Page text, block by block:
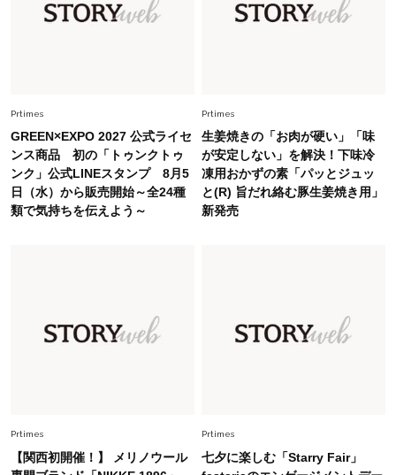
上野千鶴子先生が問い直す“理想の老後”の呪縛
【ジェンダー連載23】
Lifestyle 2026.5.22
梅宮アンナさん 電撃婚から1年、家族の価値観
を育み中「理想の暮らしよりも今の心地よさを選
んだ」
Fashion 2026.7.16
40代の夏通勤はこれ１着！「きちんと感」も
Prtimes
GREEN×EXPO 2027 公式ライセ
ンス商品 初の「トゥンクトゥ
ンク」公式LINEスタンプ 8月5
日（水）から販売開始～全24種
類で気持ちを伝えよう～
Prtimes
生姜焼きの「お肉が硬い」「味
が安定しない」を解決！下味冷
凍用おかずの素「パッとジュッ
と(R) 旨だれ絡む豚生姜焼き用」
新発売
Prtimes
【関西初開催！】 メリノウール
Prtimes
七夕に楽しむ「Starry Fair」